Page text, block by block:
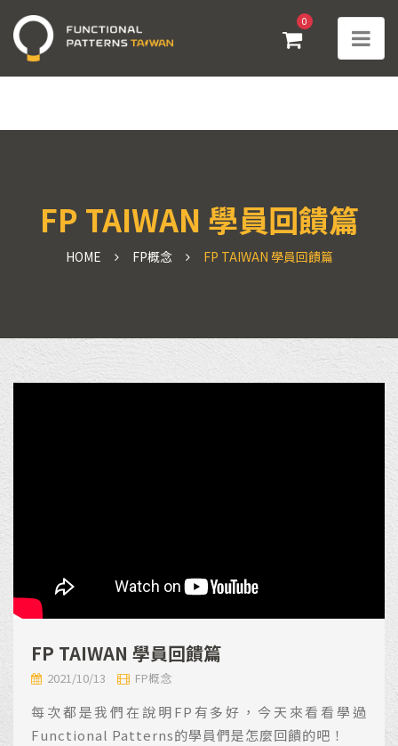
0
FP TAIWAN 學員回饋篇
HOME FP概念 FP TAIWAN 學員回饋篇
FP TAIWAN 學員回饋篇
2021/10/13 FP概念
每次都是我們在說明FP有多好，今天來看看學過
Functional Patterns的學員們是怎麼回饋的吧！